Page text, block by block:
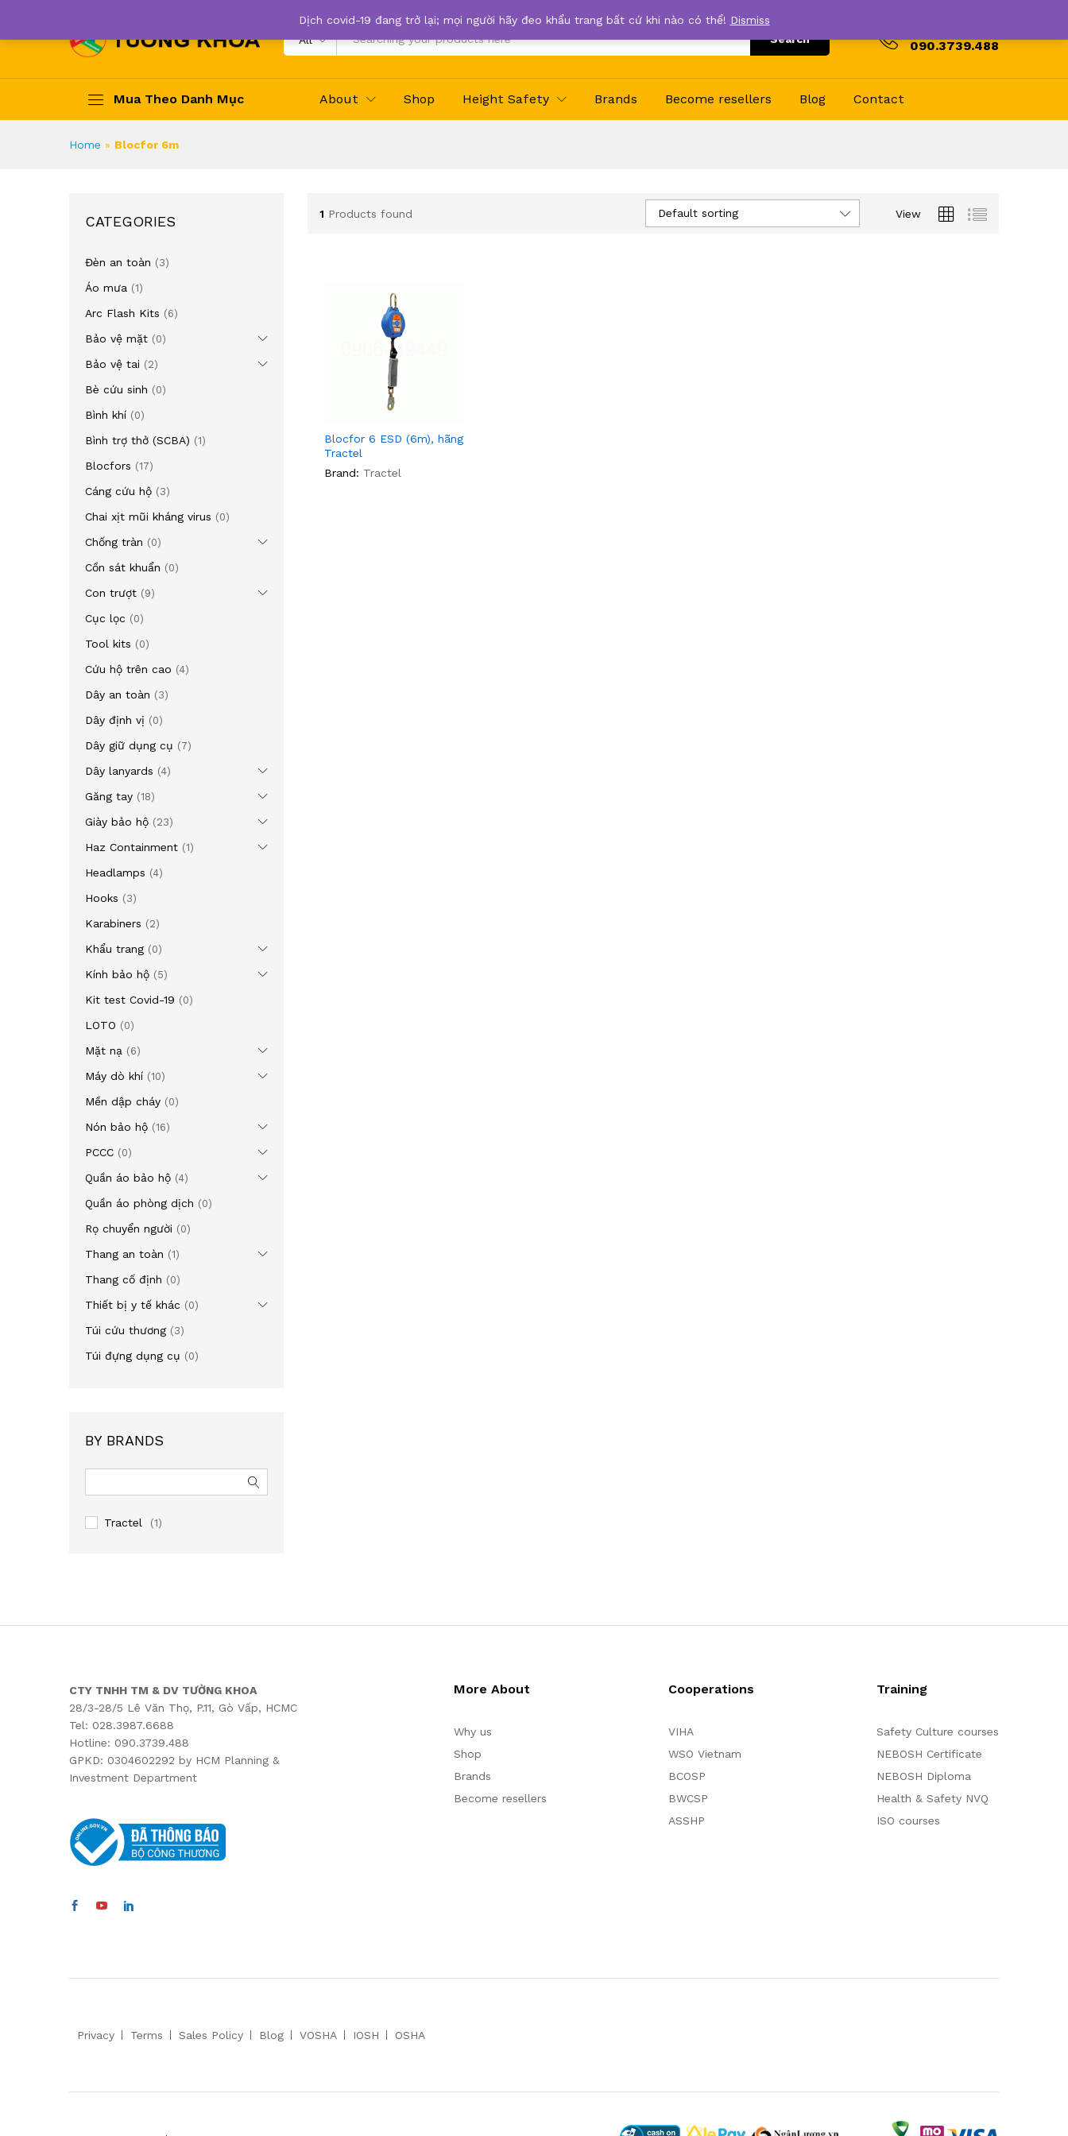
All Search 090.3739.488
Mua Theo Danh Mục About Shop Height Safety Brands Become resellers Blog Contact
Home » Blocfor 6m
1 Products found View
Default sorting
Blocfor 6 ESD (6m), hãng
Tractel
Brand: Tractel
CATEGORIES
Đèn an toàn (3)
Áo mưa (1)
Arc Flash Kits (6)
Bảo vệ mặt (0)
Bảo vệ tai (2)
Bè cứu sinh (0)
Bình khí (0)
Bình trợ thở (SCBA) (1)
Blocfors (17)
Cáng cứu hộ (3)
Chai xịt mũi kháng virus (0)
Chống tràn (0)
Cồn sát khuẩn (0)
Con trượt (9)
Cục lọc (0)
Tool kits (0)
Cứu hộ trên cao (4)
Dây an toàn (3)
Dây định vị (0)
Dây giữ dụng cụ (7)
Dây lanyards (4)
Găng tay (18)
Giày bảo hộ (23)
Haz Containment (1)
Headlamps (4)
Hooks (3)
Karabiners (2)
Khẩu trang (0)
Kính bảo hộ (5)
Kit test Covid-19 (0)
LOTO (0)
Mặt nạ (6)
Máy dò khí (10)
Mền dập cháy (0)
Nón bảo hộ (16)
PCCC (0)
Quần áo bảo hộ (4)
Quần áo phòng dịch (0)
Rọ chuyển người (0)
Thang an toàn (1)
Thang cố định (0)
Thiết bị y tế khác (0)
Túi cứu thương (3)
Túi đựng dụng cụ (0)
BY BRANDS
Tractel (1)
CTY TNHH TM & DV TƯỜNG KHOA
28/3-28/5 Lê Văn Thọ, P.11, Gò Vấp, HCMC
Tel: 028.3987.6688
Hotline: 090.3739.488
GPKD: 0304602292 by HCM Planning &
Investment Department
More About
Why us
Shop
Brands
Become resellers
Cooperations
VIHA
WSO Vietnam
BCOSP
BWCSP
ASSHP
Training
Safety Culture courses
NEBOSH Certificate
NEBOSH Diploma
Health & Safety NVQ
ISO courses
Privacy Terms Sales Policy Blog VOSHA IOSH OSHA
Dịch covid-19 đang trở lại; mọi người hãy đeo khẩu trang bất cứ khi nào có thể! Dismiss